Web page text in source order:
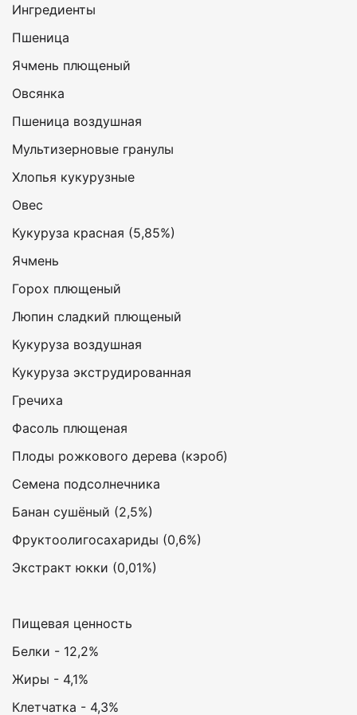
Ингредиенты
Пшеница
Ячмень плющеный
Овсянка
Пшеница воздушная
Мультизерновые гранулы
Хлопья кукурузные
Овес
Кукуруза красная (5,85%)
Ячмень
Горох плющеный
Люпин сладкий плющеный
Кукуруза воздушная
Кукуруза экструдированная
Гречиха
Фасоль плющеная
Плоды рожкового дерева (кэроб)
Семена подсолнечника
Банан сушёный (2,5%)
Фруктоолигосахариды (0,6%)
Экстракт юкки (0,01%)
Пищевая ценность
Белки - 12,2%
Жиры - 4,1%
Клетчатка - 4,3%